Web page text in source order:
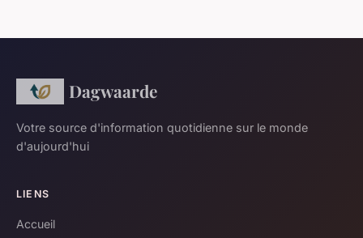
Dagwaarde
Votre source d'information quotidienne sur le monde
d'aujourd'hui
LIENS
Accueil